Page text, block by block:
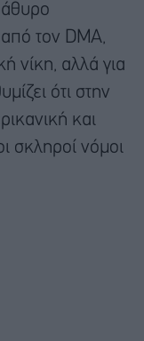
τον DMA,
νίκη, αλλά για
ότι στην
και
σκληροί νόμοι